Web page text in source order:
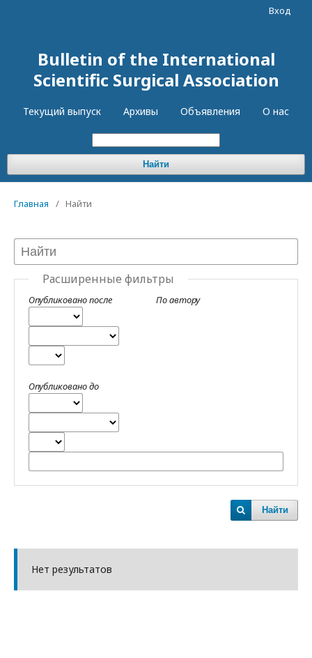
Bulletin of the International
Scientific Surgical Association
Текущий выпуск Архивы Объявления О нас
Найти
Вход
Главная / Найти
Расширенные фильтры
Опубликовано после
Опубликовано до
По автору
Найти
Нет результатов